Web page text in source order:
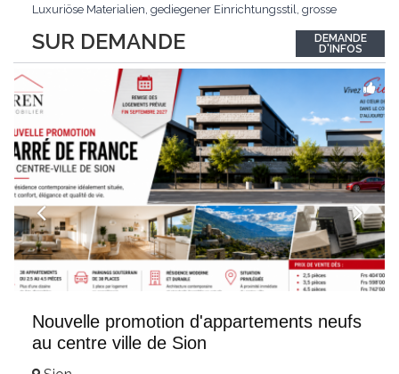
SUR DEMANDE
Luxuriöse Materialien, gediegener Einrichtungsstil, grosse
gemeinschaftliche WaschküchePasst für:Geniesser von
Weitblick und gehobenem WohnkomfortDie Wohnung wird
hochwertig
DEMANDE
D'INFOS
Nouvelle promotion d'appartements neufs
au centre ville de Sion